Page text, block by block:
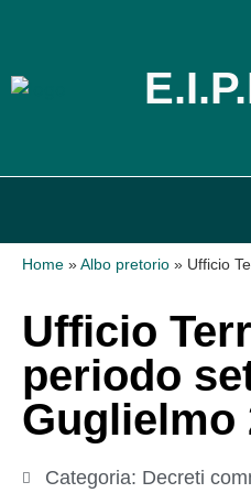
Home » Albo pretorio » Ufficio
Ufficio
periodo
Guglielmo
Categoria: Decreti